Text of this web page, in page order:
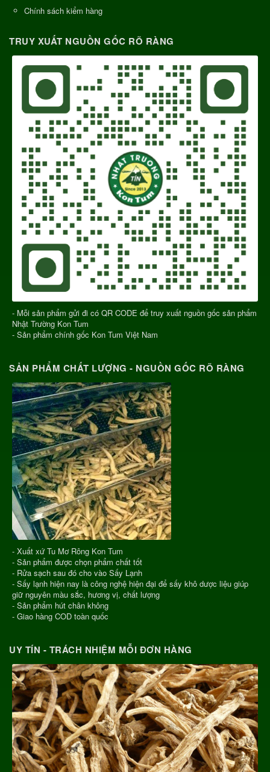
Chính sách kiểm hàng
TRUY XUẤT NGUỒN GỐC RÕ RÀNG
- Mỗi sản phẩm gửi đi có QR CODE để truy xuất nguồn gốc sản phẩm
Nhật Trường Kon Tum
- Sản phẩm chính gốc Kon Tum Việt Nam
SẢN PHẨM CHẤT LƯỢNG - NGUỒN GỐC RÕ RÀNG
- Xuất xứ Tu Mơ Rông Kon Tum
- Sản phẩm được chọn phẩm chất tốt
- Rửa sạch sau đó cho vào Sấy Lạnh
- Sấy lạnh hiện nay là công nghệ hiện đại để sấy khô dược liệu giúp
giữ nguyên màu sắc, hương vị, chất lượng
- Sản phẩm hút chân không
- Giao hàng COD toàn quốc
UY TÍN - TRÁCH NHIỆM MỖI ĐƠN HÀNG